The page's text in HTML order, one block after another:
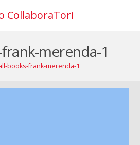
CollaboraTori
merenda-1
books-frank-merenda-1